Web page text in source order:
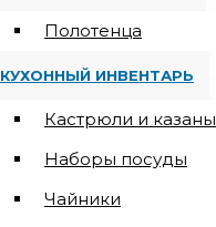
Полотенца
КУХОННЫЙ ИНВЕНТАРЬ
Кастрюли и казаны
Наборы посуды
Чайники